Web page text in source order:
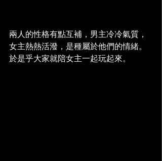
兩人的性格有點互補，男主冷冷氣質，
女主熱熱活潑，是種屬於他們的情緒。
於是乎大家就陪女主一起玩起來。